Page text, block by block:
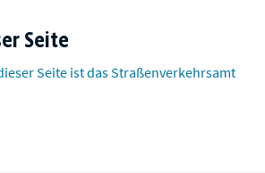
Seite
Seite ist das Straßenverkehrsamt